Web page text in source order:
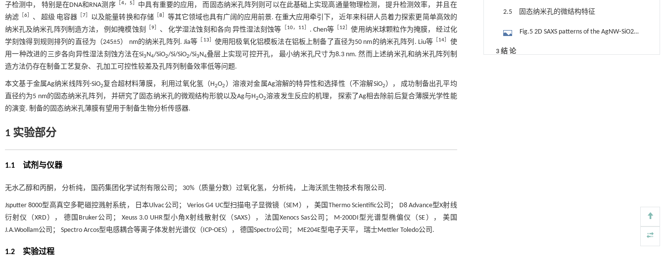
子检测中， 特别是在DNA和RNA测序［ 4，5
中具有重要的应用， 而固态纳米孔阵列则可以在此基础上实现高通量物理检测， 提升检测效率， 并且在
纳滤 ［6 、 超级 电容器 ［7 以及能量转换和存储［ 8
等其它领域也具有广阔的应用前景. 在重大应用牵引下， 近年来科研人员着力探索更简单高效的
纳米孔及纳米孔阵列制造方法， 例如掩模蚀刻
9］ 、 化学湿法蚀刻和各向 异性湿法刻蚀等 10， 11 . Chen等 12 ］使用纳米球颗粒作为掩膜， 经过化
学刻蚀得到规则排列的直径为（245±5） nm的纳米孔阵列. Jia等
13 使用阳极氧化铝模板法在铝板上制备了直径为50 nm的纳米孔阵列. Liu等 14
使
用一种改进的三步各向异性湿法刻蚀方法在Si3N4/SiO2/Si/SiO2/Si3N4叠层上实现可控开孔， 最小纳米孔尺寸为8.3 nm. 然而上述纳米孔和纳米孔阵列制
造方法仍存在制备工艺复杂、 孔加工可控性较差及孔阵列制备效率低等问题.
本文基于金属Ag纳米线阵列-SiO2复合超材料薄膜， 利用过氧化氢（H2O2 ）溶液对金属Ag溶解的特异性和选择性（不溶解SiO2）， 成功制备出孔平均
直径约为5 nm的固态纳米孔阵列， 并研究了固态纳米孔的微观结构形貌以及Ag与H2O2溶液发生反应的机理， 探索了Ag相去除前后复合薄膜光学性能
的演变. 制备的固态纳米孔薄膜有望用于制备生物分析传感器.
1 实验部分
1.1 试剂与仪器
无水乙醇和丙酮， 分析纯， 国药集团化学试剂有限公司； 30%（质量分数）过氧化氢， 分析纯， 上海沃凯生物技术有限公司.
Jsputter 8000型高真空多靶磁控溅射系统， 日本Ulvac公司； Verios G4 UC型扫描电子显微镜（SEM）， 美国Thermo Scientific公司； D8 Advance型X射线
衍射仪（XRD）， 德国Bruker公司； Xeuss 3.0 UHR型小角X射线散射仪（SAXS）， 法国Xenocs Sas公司； M-200DI型光谱型椭偏仪（SE）， 美国
J.A.Woollam公司； Spectro Arcos型电感耦合等离子体发射光谱仪（ICP-OES）， 德国Spectro公司； ME204E型电子天平， 瑞士Mettler Toledo公司.
1.2 实验过程
film, the ellipsometry fitting results(dotted
line) and the experimental spectra(solid lines)
2.5 固态纳米孔的微结构特征
Fig.5 2D SAXS patterns of the AgNW⁃SiO2
samples(A) and SiO2 solid state nanopores(B),
3 结 论